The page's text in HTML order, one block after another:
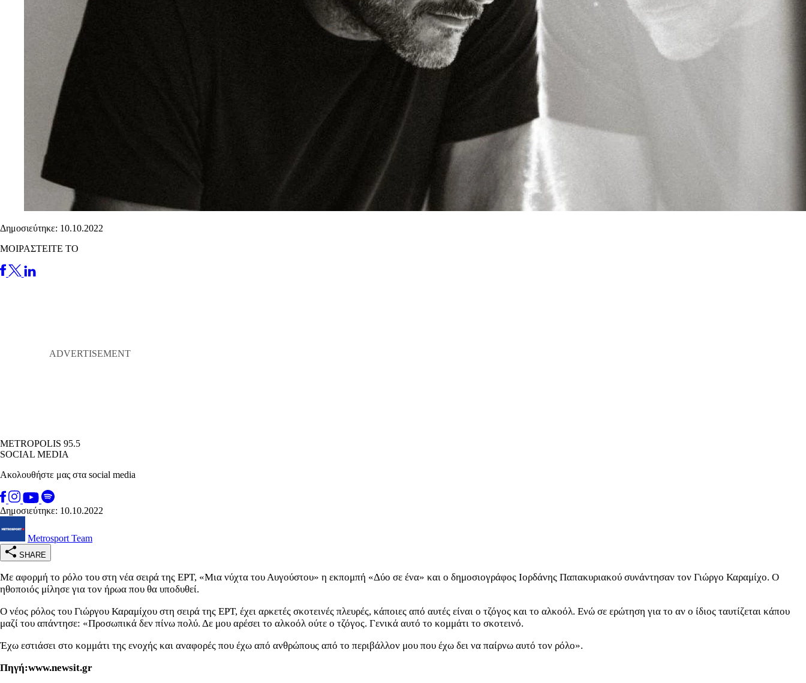
Δημοσιεύτηκε: 10.10.2022
ΜΟΙΡΑΣΤΕΙΤΕ ΤΟ
METROPOLIS 95.5
SOCIAL MEDIA
Ακολουθήστε μας στα social media
Δημοσιεύτηκε: 10.10.2022
Metrosport Team
SHARE
Με αφορμή το ρόλο του στη νέα σειρά της ΕΡΤ, «Μια νύχτα του Αυγούστου» η εκπομπή «Δύο σε ένα» και ο δημοσιογράφος Ιορδάνης Παπακυριακού συνάντησαν τον Γιώργο Καραμίχο. O
ηθοποιός μίλησε για τον ήρωα που θα υποδυθεί.
Ο νέος ρόλος του Γιώργου Καραμίχου στη σειρά της ΕΡΤ, έχει αρκετές σκοτεινές πλευρές, κάποιες από αυτές είναι ο τζόγος και το αλκοόλ. Ενώ σε ερώτηση για το αν ο ίδιος ταυτίζεται κάπου
μαζί του απάντησε: «Προσωπικά δεν πίνω πολύ. Δε μου αρέσει το αλκοόλ ούτε ο τζόγος. Γενικά αυτό το κομμάτι το σκοτεινό.
Έχω εστιάσει στο κομμάτι της ενοχής και αναφορές που έχω από ανθρώπους από το περιβάλλον μου που έχω δει να παίρνω αυτό τον ρόλο».
Πηγή:www.newsit.gr